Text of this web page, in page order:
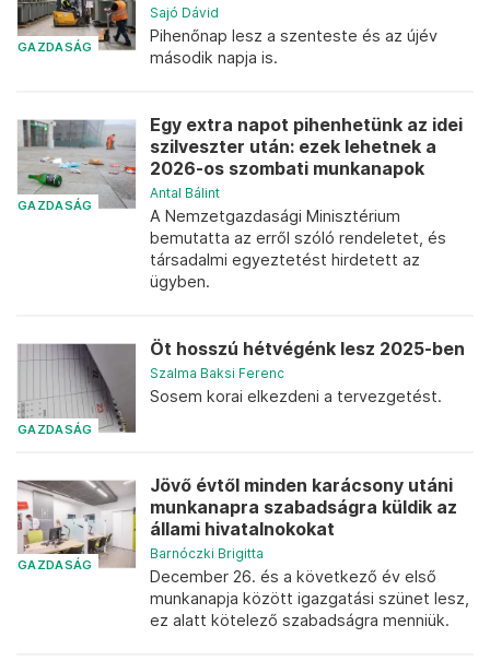
GAZDASÁG
Sajó Dávid
Pihenőnap lesz a szenteste és az újév
második napja is.
GAZDASÁG
Egy extra napot pihenhetünk az idei
szilveszter után: ezek lehetnek a
2026-os szombati munkanapok
Antal Bálint
A Nemzetgazdasági Minisztérium
bemutatta az erről szóló rendeletet, és
társadalmi egyeztetést hirdetett az
ügyben.
GAZDASÁG
Öt hosszú hétvégénk lesz 2025-ben
Szalma Baksi Ferenc
Sosem korai elkezdeni a tervezgetést.
GAZDASÁG
Jövő évtől minden karácsony utáni
munkanapra szabadságra küldik az
állami hivatalnokokat
Barnóczki Brigitta
December 26. és a következő év első
munkanapja között igazgatási szünet lesz,
ez alatt kötelező szabadságra menniük.